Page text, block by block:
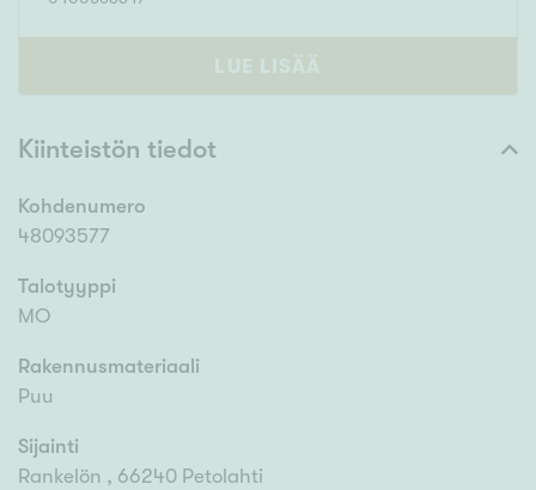
LUE LISÄÄ
Kiinteistön tiedot
Kohdenumero
48093577
Talotyyppi
MO
Rakennusmateriaali
Puu
Sijainti
Rankelön , 66240 Petolahti